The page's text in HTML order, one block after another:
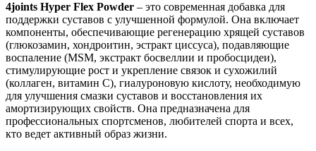
4joints Hyper Flex Powder – это современная добавка для
поддержки суставов с улучшенной формулой. Она включает
компоненты, обеспечивающие регенерацию хрящей суставов
(глюкозамин, хондроитин, эстракт циссуса), подавляющие
воспаление (MSM, экстракт босвеллии и пробосцидеи),
стимулирующие рост и укрепление связок и сухожилий
(коллаген, витамин С), гиалуроновую кислоту, необходимую
для улучшения смазки суставов и восстановления их
амортизирующих свойств. Она предназначена для
профессиональных спортсменов, любителей спорта и всех,
кто ведет активный образ жизни.